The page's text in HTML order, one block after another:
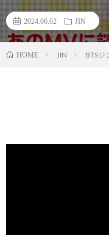
2024.06.02 JIN
HOME JIN BTSジ